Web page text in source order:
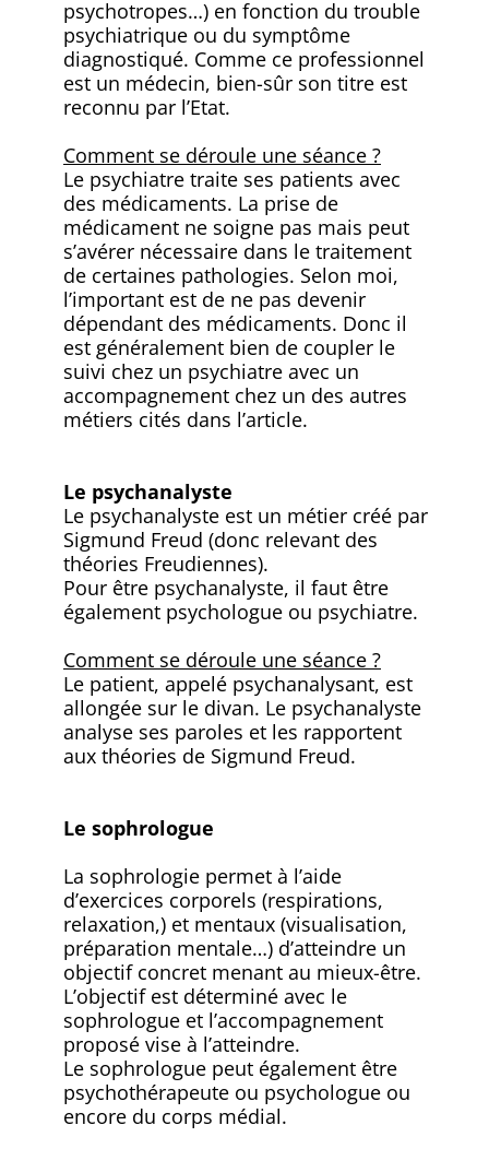
psychotropes…) en fonction du trouble
psychiatrique ou du symptôme
diagnostiqué. Comme ce professionnel
est un médecin, bien-sûr son titre est
reconnu par l’Etat.
Comment se déroule une séance ?
Le psychiatre traite ses patients avec
des médicaments. La prise de
médicament ne soigne pas mais peut
s’avérer nécessaire dans le traitement
de certaines pathologies. Selon moi,
l’important est de ne pas devenir
dépendant des médicaments. Donc il
est généralement bien de coupler le
suivi chez un psychiatre avec un
accompagnement chez un des autres
métiers cités dans l’article.
Le psychanalyste
Le psychanalyste est un métier créé par
Sigmund Freud (donc relevant des
théories Freudiennes).
Pour être psychanalyste, il faut être
également psychologue ou psychiatre.
Comment se déroule une séance ?
Le patient, appelé psychanalysant, est
allongée sur le divan. Le psychanalyste
analyse ses paroles et les rapportent
aux théories de Sigmund Freud.
Le sophrologue
La sophrologie permet à l’aide
d’exercices corporels (respirations,
relaxation,) et mentaux (visualisation,
préparation mentale…) d’atteindre un
objectif concret menant au mieux-être.
L’objectif est déterminé avec le
sophrologue et l’accompagnement
proposé vise à l’atteindre.
Le sophrologue peut également être
psychothérapeute ou psychologue ou
encore du corps médial.